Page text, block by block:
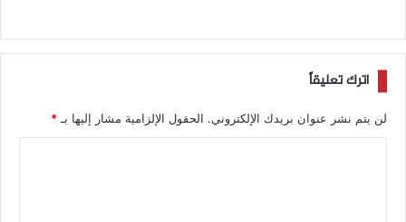
اترك تعليقاً
لن يتم نشر عنوان بريدك الإلكتروني. الحقول الإلزامية مشار إليها بـ *